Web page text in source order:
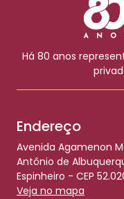
Há 80 anos
Endereço
Avenida Agamenon
Antônio de
Espinheiro - CEP
Veja no mapa